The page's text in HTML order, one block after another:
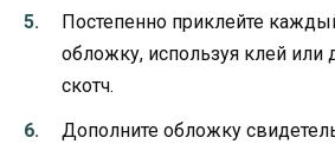
Постепенно приклейте
обложку, используя клей или
скотч.
Дополните обложку